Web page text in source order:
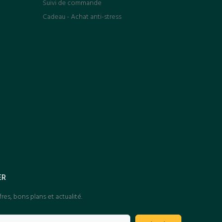
Suivi de commande
Cadeau - Achat anti-stress
bons plans et actualité.